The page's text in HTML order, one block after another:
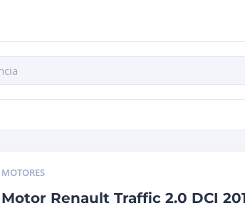
MOTORES
Motor Renault Traffic 2.0 DCI